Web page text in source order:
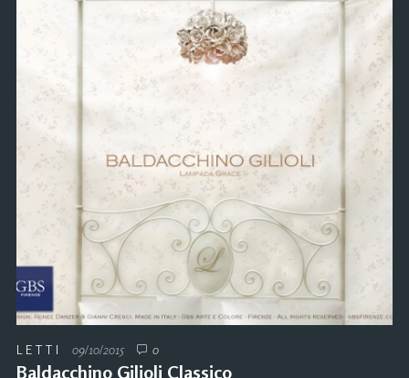
LETTI 09/10/2015 0
Baldacchino Gilioli Classico